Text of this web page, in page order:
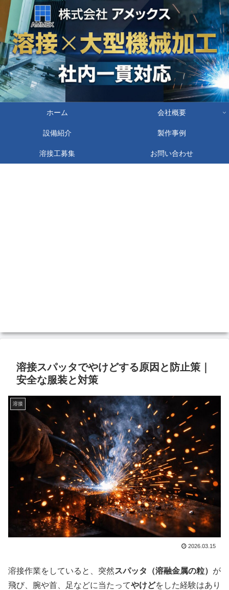
ホーム 会社概要
設備紹介 製作事例
溶接工募集 お問い合わせ
溶接スパッタでやけどする原因と防止策｜
安全な服装と対策
溶接
2026.03.15
溶接作業をしていると、突然スパッタ（溶融金属の粒） が
飛び、腕や首、足などに当たってやけどをした経験はあり